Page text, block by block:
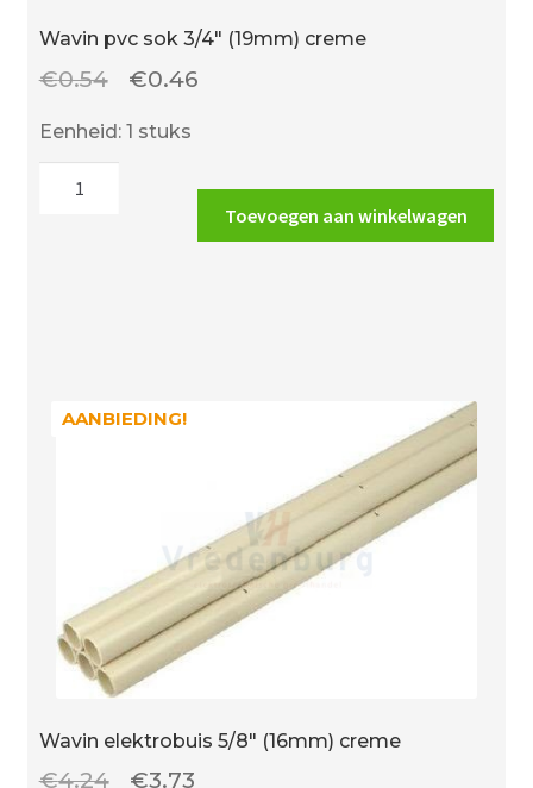
Wavin pvc sok 3/4″ (19mm) creme
€0.54
Oorspronkelijke
€0.46Huidige
€0.46.
Eenheid: 1 stuks
Toevoegen aan winkelwagen
AANBIEDING!
Wavin elektrobuis 5/8″ (16mm) creme
AANBIEDING!
€4.24
Oorspronkelijke
€3.73Huidige